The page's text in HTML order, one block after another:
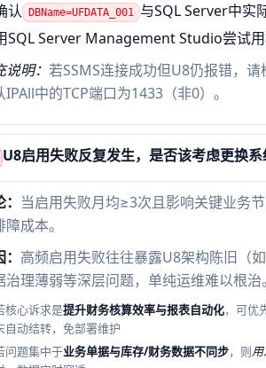
认
DBName=UFDATA_001 与SQL Server中实
SQL Server Management Studio尝试
说明： 若SSMS连接成功但U8仍报错，
IPAll中的TCP端口为1433（非0）。
U8启用失败反复发生，是否该考虑更换系
当启用失败月均≥3次且影响关键业务
障成本。
高频启用失败往往暴露U8架构陈旧（
治理薄弱等深层问题，单纯运维难以根治。
核心诉求是提升财务核算效率与报表自动化，可优
自动结转，免部署维护
问题集中于业务单据与库存/财务数据不同步，则